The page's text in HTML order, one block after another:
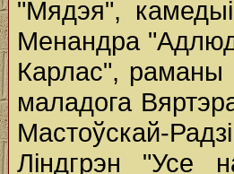
"Мядэя",
Менандра
Карлас", раманы
маладога
Мастоўскай-
Ліндгрэн "Усе